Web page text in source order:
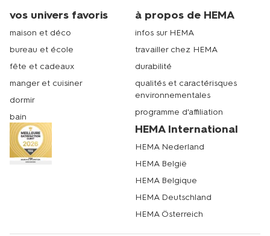
vos univers favoris
maison et déco
bureau et école
fête et cadeaux
manger et cuisiner
dormir
bain
à propos de HEMA
infos sur HEMA
travailler chez HEMA
durabilité
qualités et caractérisques
environnementales
programme d'affiliation
HEMA International
HEMA Nederland
HEMA België
HEMA Belgique
HEMA Deutschland
HEMA Österreich